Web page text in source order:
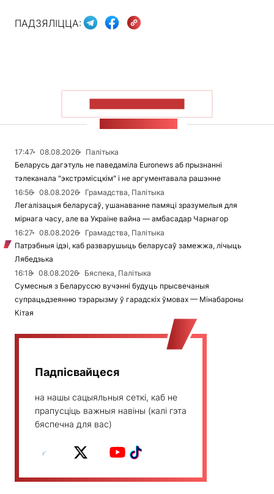
ПАДЗЯЛІЦЦА:
17:47 08.08.2026
Палітыка
Беларусь дагэтуль не паведаміла Euronews аб прызнанні
тэлеканала "экстрэмісцкім" і не аргументавала рашэнне
16:56
08.08.2026
Грамадства, Палітыка
Легалізацыя беларусаў, ушанаванне памяці зразумелыя для
мірнага часу, але ва Украіне вайна — амбасадар Чарнагор
16:27
08.08.2026
Грамадства, Палітыка
Патрэбныя ідэі, каб разварушыць беларусаў замежжа, лічыць
Лябедзька
16:18
08.08.2026
Бяспека, Палітыка
Сумесныя з Беларуссю вучэнні будуць прысвечаныя
супрацьдзеянню тэрарызму ў гарадскіх ўмовах — Мінабароны
Кітая
Падпісвайцеся
на нашы сацыяльныя сеткі, каб не
прапусціць важныя навіны (калі гэта
бяспечна для вас)